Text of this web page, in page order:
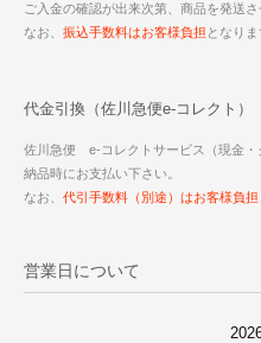
ご入金の確認が出来次第、商品を発送さ
なお、 振込手数料はお客様負担 となりま
代金引換（佐川急便e-コレクト）
佐川急便 e-コレクトサービス（現金・
納品時にお支払い下さい。
なお、 代引手数料（別途）はお客様負担
営業日について